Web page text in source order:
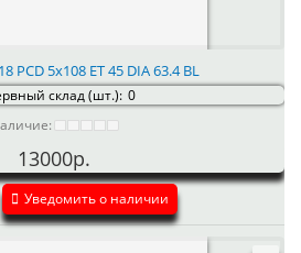
PCD 5x108 ET 45 DIA 63.4 BL
склад (шт.): 0
13000р.
Уведомить о наличии